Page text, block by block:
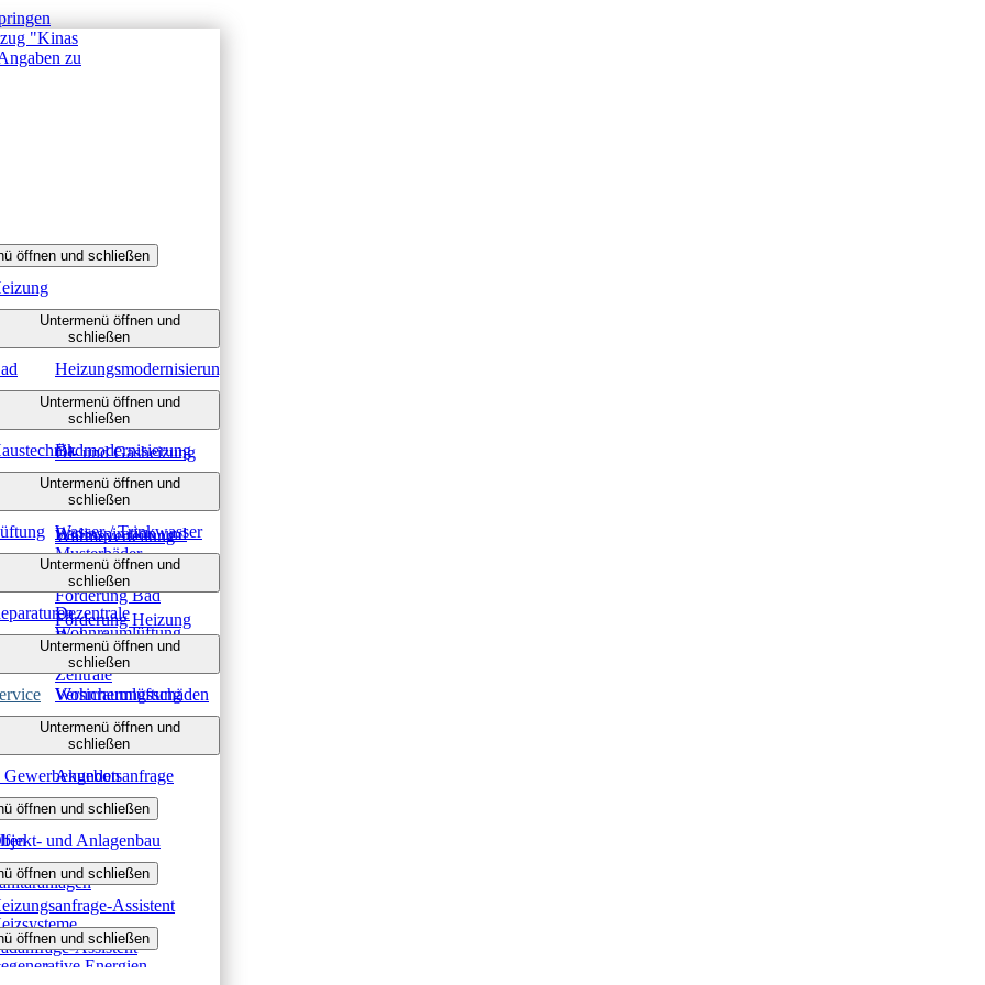
öffnen und schließen
Untermenü öffnen und
schließen
Heizungsmodernisierung
Heizen mit Gas
Öl- und Gasheizung
Regenerativ heizen
Wärmeverteilung
Wartung und Service
Förderung Heizung
Untermenü öffnen und
schließen
Badmodernisierung
Barrierefreies Bad
Badinspiration und
Musterbäder
Förderung Bad
Badanfrage
Untermenü öffnen und
schließen
Wasser / Trinkwasser
Service Haustechnik
Untermenü öffnen und
schließen
Dezentrale
Wohnraumlüftung
Zentrale
Wohnraumlüftung
Raumklimatisierung
Untermenü öffnen und
schließen
Versicherungsschäden
Untermenü öffnen und
schließen
Angebotsanfrage
öffnen und schließen
und Anlagenbau
Energien
öffnen und schließen
Assistent
Assistent
öffnen und schließen